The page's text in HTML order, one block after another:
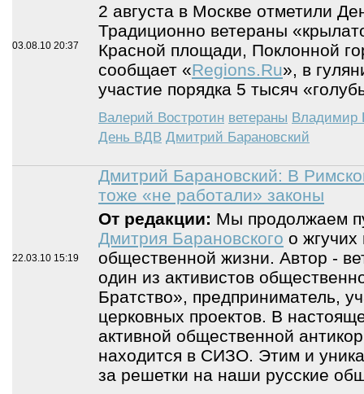
03.08.10 20:37
2 августа в Москве отметили
Традиционно ветераны
Красной площади, Поклонной
сообщает «Regions.Ru», в
участие порядка 5 тысяч
Валерий Востротин ветераны Владимир
День ВДВ Дмитрий Барановский
22.03.10 15:19
Дмитрий Барановский: В
тоже «не работали» законы
От редакции: Мы продолжаем
Дмитрия Барановского о
общественной жизни. Автор -
один из активистов
Братство», предприниматель,
церковных проектов. В
активной общественной
находится в СИЗО. Этим и
за решетки на наши русские